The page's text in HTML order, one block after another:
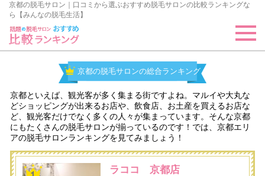
京都の脱毛サロン｜口コミから選ぶおすすめ脱毛サロンの比較ランキングな
ら【みんなの脱毛生活】
京都の脱毛サロンの総合ランキング
京都といえば、観光客が多く集まる街ですよね。マルイや大丸な
どショッピングが出来るお店や、飲食店、お土産を買えるお店な
ど、観光客だけでなく多くの人々が集まっています。そんな京都
にもたくさんの脱毛サロンが揃っているのです！では、京都エリ
アの脱毛サロンランキングを見てみましょう！
ラココ 京都店